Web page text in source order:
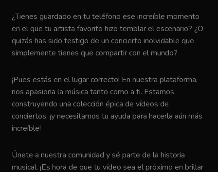
¿Tienes guardado en tu teléfono ese increíble momento
en el que tu artista favorito hizo temblar el escenario? ¿O
quizás has sido testigo de un concierto inolvidable que
simplemente tienes que compartir con el mundo?
¡Pues estás en el lugar correcto! En nuestra plataforma,
nos apasiona la música tanto como a ti. Estamos
construyendo una colección épica de vídeos de
conciertos, ¡y necesitamos tu ayuda para hacerla aún más
increíble!
Únete a nuestra comunidad y sé parte de la historia
musical. ¡Es hora de que tu vídeo sea el próximo en brillar